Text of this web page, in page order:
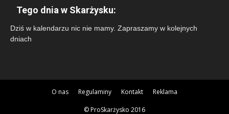
Tego dnia w Skarżysku:
Dziś w kalendarzu nic nie mamy. Zapraszamy w kolejnych
dniach
O nas Regulaminy Kontakt Reklama
© ProSkarżysko 2016